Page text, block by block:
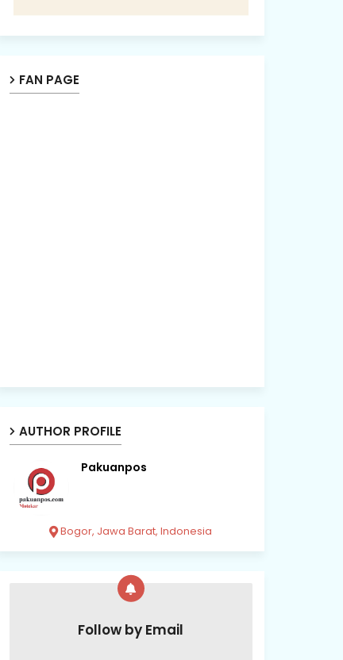
FAN PAGE
AUTHOR PROFILE
Pakuanpos
Bogor, Jawa Barat, Indonesia
Follow by Email